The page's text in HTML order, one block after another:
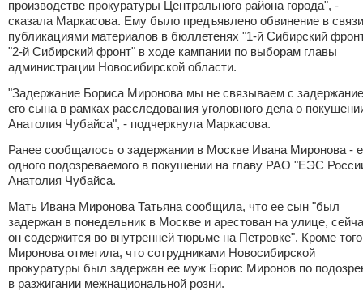
производстве прокуратуры Центрального района города", -
сказала Маркасова. Ему было предъявлено обвинение в
публикациями материалов в бюллетенях "1-й Сибирский
"2-й Сибирский фронт" в ходе кампании по выборам главы
администрации Новосибирской области.
"Задержание Бориса Миронова мы не связываем с
его сына в рамках расследования уголовного дела о
Анатолия Чубайса", - подчеркнула Маркасова.
Ранее сообщалось о задержании в Москве Ивана Миронова -
одного подозреваемого в покушении на главу РАО "ЕЭС
Анатолия Чубайса.
Мать Ивана Миронова Татьяна сообщила, что ее сын "был
задержан в понедельник в Москве и арестован на улице,
он содержится во внутренней тюрьме на Петровке". Кроме
Миронова отметила, что сотрудниками Новосибирской
прокуратуры был задержан ее муж Борис Миронов по
в разжигании межнациональной розни.